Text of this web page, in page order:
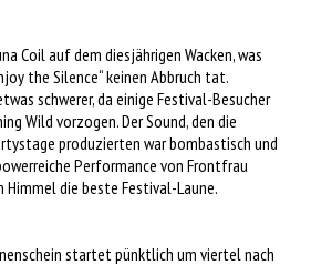
Coil auf dem diesjährigen Wacken, was
the Silence“ keinen Abbruch tat.
schwerer, da einige Festival-Besucher
Wild vorzogen. Der Sound, den die
produzierten war bombastisch und
Performance von Frontfrau
Himmel die beste Festival-Laune.
startet pünktlich um viertel nach